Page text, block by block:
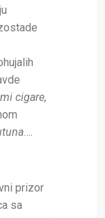
cigare,
prizor
sa